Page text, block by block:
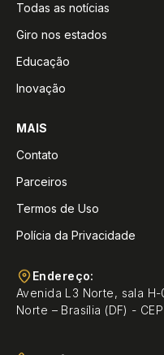
Todas as notícias
Giro nos estados
Educação
Inovação
MAIS
Contato
Parceiros
Termos de Uso
Polícia da Privacidade
Endereço:
Avenida L3 Norte, sala
Norte – Brasília (DF) -